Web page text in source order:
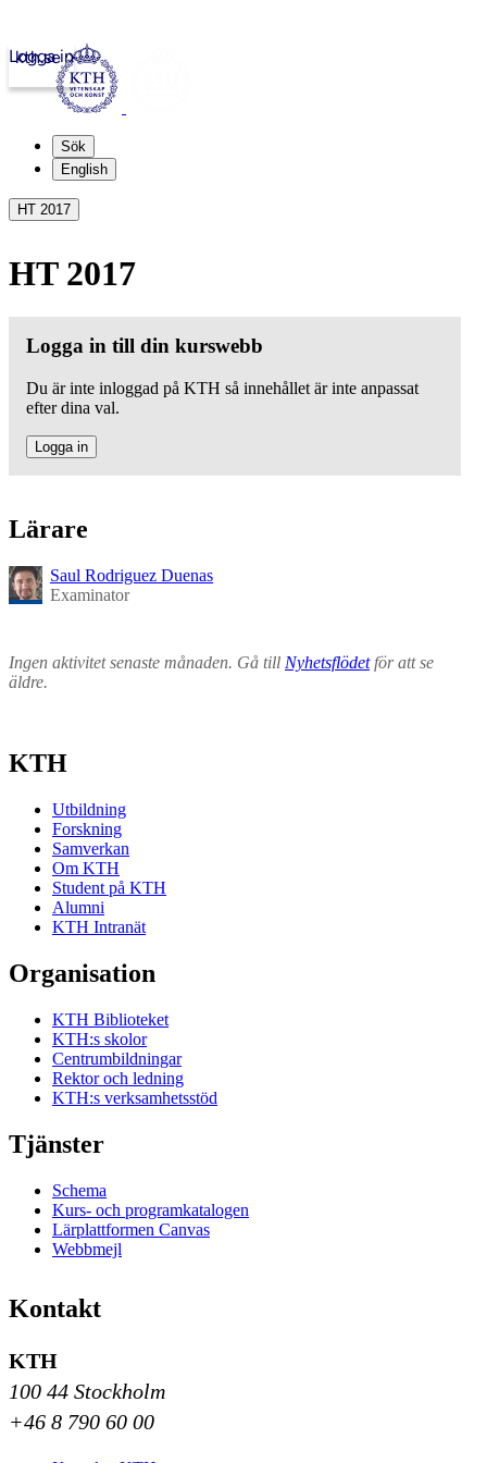
kth.se
Logga in
Sök
English
HT 2017
HT 2017
Logga in till din kurswebb
Du är inte inloggad på KTH så innehållet är inte anpassat
efter dina val.
Logga in
Lärare
Saul Rodriguez Duenas
Examinator
Ingen aktivitet senaste månaden. Gå till Nyhetsflödetför att se
äldre.
KTH
Utbildning
Forskning
Samverkan
Om KTH
Student på KTH
Alumni
KTH Intranät
Organisation
KTH Biblioteket
KTH:s skolor
Centrumbildningar
Rektor och ledning
KTH:s verksamhetsstöd
Tjänster
Schema
Kurs- och programkatalogen
Lärplattformen Canvas
Webbmejl
Kontakt
KTH
100 44 Stockholm
+46 8 790 60 00